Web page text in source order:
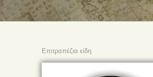
ΕΚΘΕΣΗ
ΣΧΕΤΙΚΑ
Επιτραπέζια είδη